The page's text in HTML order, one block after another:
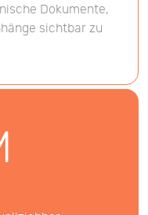
Dokumente,
sichtbar zu